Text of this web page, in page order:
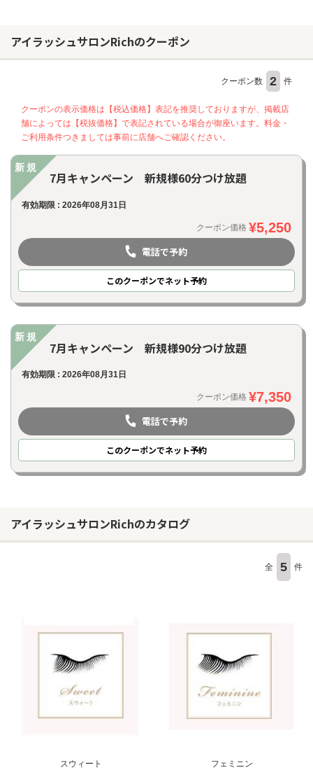
アイラッシュサロンRichのクーポン
クーポン数 2 件
クーポンの表示価格は【税込価格】表記を推奨しておりますが、掲載店
舗によっては【税抜価格】で表記されている場合が御座います。料金・
ご利用条件つきましては事前に店舗へご確認ください。
新規
7月キャンペーン 新規様60分つけ放題
有効期限 : 2026年08月31日
クーポン価格 ¥5,250
電話で予約
このクーポンでネット予約
新規
7月キャンペーン 新規様90分つけ放題
有効期限 : 2026年08月31日
クーポン価格 ¥7,350
電話で予約
このクーポンでネット予約
アイラッシュサロンRichのカタログ
全 5 件
スウィート フェミニン